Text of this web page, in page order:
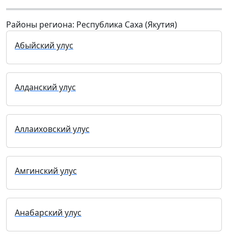
Районы региона: Республика Саха (Якутия)
Абыйский улус
Алданский улус
Аллаиховский улус
Амгинский улус
Анабарский улус